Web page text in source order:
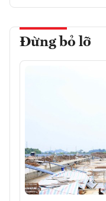
Đừng bỏ lỡ